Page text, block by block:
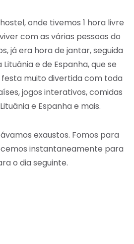
onde tivemos 1 hora livre
com as várias pessoas do
já era hora de jantar, seguida
e de Espanha, que se
muito divertida com toda
jogos interativos, comidas
e Espanha e mais.
exaustos. Fomos para
instantaneamente para
o dia seguinte.